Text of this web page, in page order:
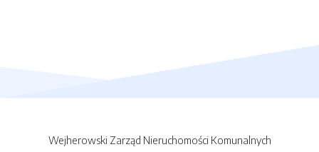
Wejherowski Zarząd Nieruchomości Komunalnych